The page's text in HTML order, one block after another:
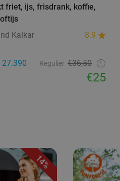
friet, ijs, frisdrank, koffie,
Kalkar
8.9
27.390
Regulier €36,50
€25
14%